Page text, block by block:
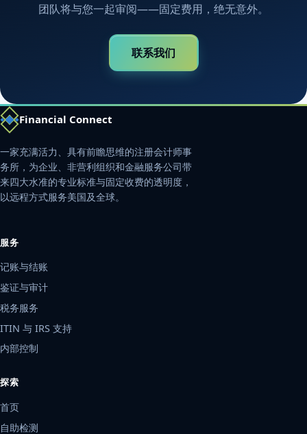
团队将与您一起审阅——固定费用，绝无意外。
联系我们
Financial Connect
一家充满活力、具有前瞻思维的注册会计师事
务所，为企业、非营利组织和金融服务公司带
来四大水准的专业标准与固定收费的透明度，
以远程方式服务美国及全球。
服务
记账与结账
鉴证与审计
税务服务
ITIN 与 IRS 支持
内部控制
探索
首页
自助检测